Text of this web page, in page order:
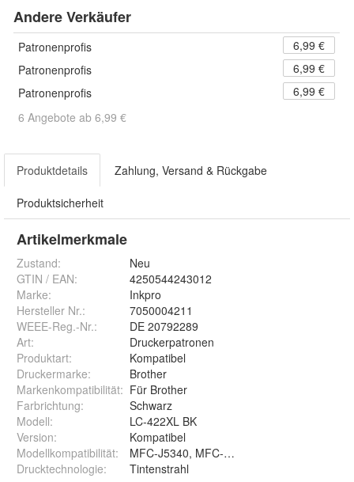
Andere Verkäufer
Patronenprofis
6,99 €
Patronenprofis
6,99 €
Patronenprofis
6,99 €
6 Angebote ab 6,99 €
Produktdetails Zahlung, Versand & Rückgabe
Produktsicherheit
Artikelmerkmale
Zustand:
Neu
GTIN / EAN:
4250544243012
Marke:
Inkpro
Hersteller Nr.:
7050004211
WEEE-Reg.-Nr.:
DE 20792289
Art:
Druckerpatronen
Produktart:
Kompatibel
Druckermarke:
Brother
Markenkompatibilität: Für Brother
Farbrichtung:
Schwarz
Modell:
LC-422XL BK
Version:
Kompatibel
Modellkompatibilität:
MFC-J5340, MFC-J5345, MFC-J5740,
Drucktechnologie: Tintenstrahl